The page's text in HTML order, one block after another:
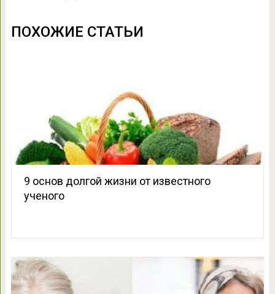
ПОХОЖИЕ СТАТЬИ
9 основ долгой жизни от известного
ученого